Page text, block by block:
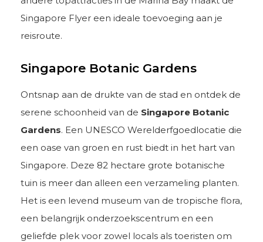
Singapore Flyer een ideale toevoeging aan je
reisroute.
Singapore Botanic Gardens
Ontsnap aan de drukte van de stad en ontdek de
serene schoonheid van de Singapore Botanic
Gardens. Een UNESCO Werelderfgoedlocatie die
een oase van groen en rust biedt in het hart van
Singapore. Deze 82 hectare grote botanische
tuin is meer dan alleen een verzameling planten.
Het is een levend museum van de tropische flora,
een belangrijk onderzoekscentrum en een
geliefde plek voor zowel locals als toeristen om